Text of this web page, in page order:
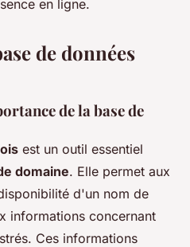
en ligne.
de données
de la base de
est un outil essentiel
domaine. Elle permet aux
d'un nom de
informations concernant
Ces informations